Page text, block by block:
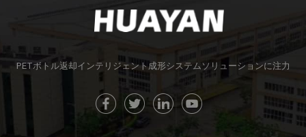
PETボトル返却インテリジェント成形システムソリューションに注力